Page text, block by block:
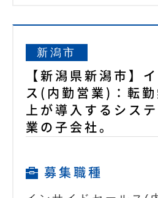
新潟市
【新潟県新潟市】
ス(内勤営業)：転
上が導入するシス
業の子会社。
募集職種